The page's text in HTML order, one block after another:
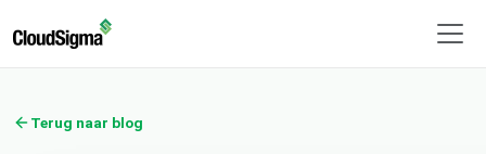
Terug naar blog